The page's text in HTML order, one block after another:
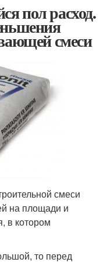
пол расход.
смеси
смеси
на площади и
в котором
то перед